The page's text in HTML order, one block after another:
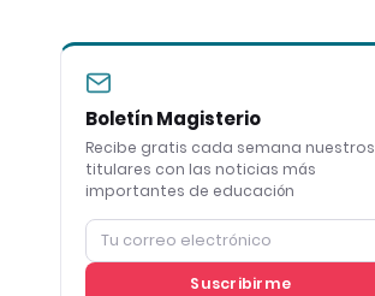
Boletín Magisterio
Recibe gratis cada semana nuestros
titulares con las noticias más
importantes de educación
Suscribirme